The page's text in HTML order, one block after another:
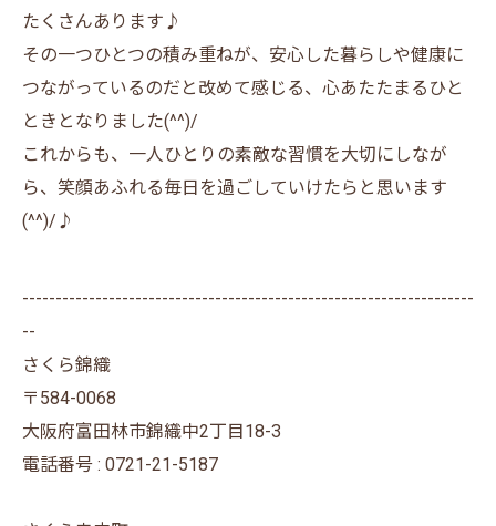
たくさんあります♪
その一つひとつの積み重ねが、安心した暮らしや健康に
つながっているのだと改めて感じる、心あたたまるひと
ときとなりました(^^)/
これからも、一人ひとりの素敵な習慣を大切にしなが
ら、笑顔あふれる毎日を過ごしていけたらと思います
(^^)/♪
--------------------------------------------------------------------
--
さくら錦織
〒584-0068
大阪府富田林市錦織中2丁目18-3
電話番号 : 0721-21-5187